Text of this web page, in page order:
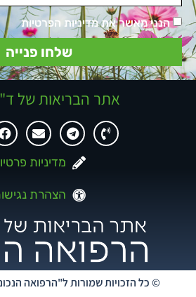
הנני מאשר את מדיניות הפרטיות
שלחו פנייה
אתר הבריאות של
מדיניות
הצהרת
© כל הזכויות שמורות ל"הרפואה